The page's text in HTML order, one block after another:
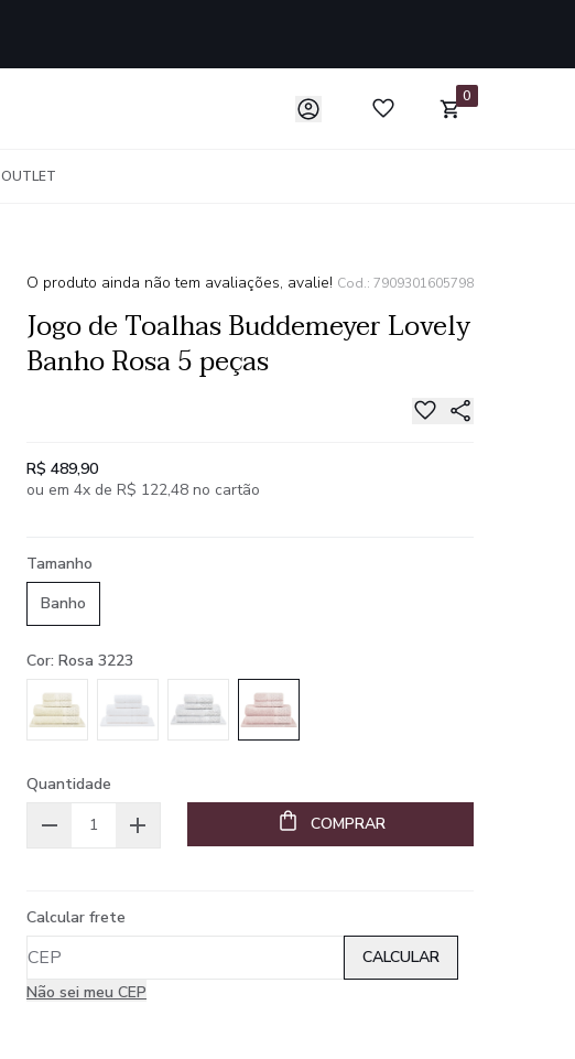
0
OUTLET
O produto ainda não tem avaliações, avalie! Cod.: 7909301605798
Jogo de Toalhas Buddemeyer Lovely
Banho Rosa 5 peças
R$ 489,90
ou em 4x de R$ 122,48 no cartão
Tamanho
Banho
Cor: Rosa 3223
Quantidade
COMPRAR
Calcular frete
Não sei meu CEP